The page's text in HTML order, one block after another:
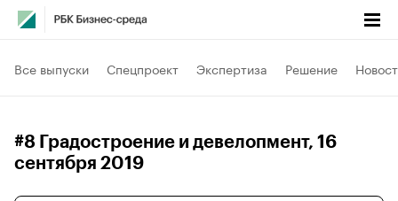
Все выпуски Спецпроект Экспертиза Решение
#8 Градостроение и девелопмент, 16
сентября 2019